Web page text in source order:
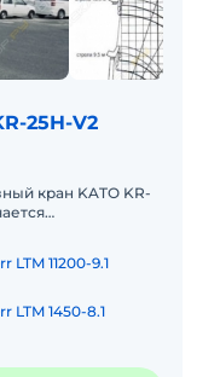
25H-V2
11200-9.1
LTM 1450-8.1